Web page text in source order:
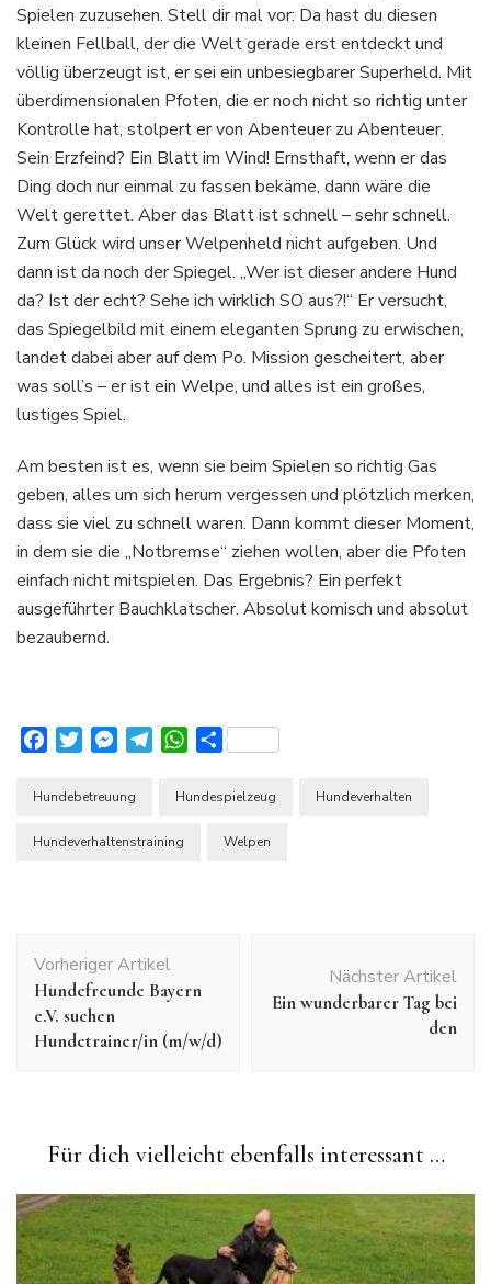
Welt
erobert:
Ein
Abenteuer
voller
Tollpatschigkeit
Spielen zuzusehen. Stell dir mal vor: Da hast du diesen
kleinen Fellball, der die Welt gerade erst entdeckt und
völlig überzeugt ist, er sei ein unbesiegbarer Superheld. Mit
überdimensionalen Pfoten, die er noch nicht so richtig unter
Kontrolle hat, stolpert er von Abenteuer zu Abenteuer.
Sein Erzfeind? Ein Blatt im Wind! Ernsthaft, wenn er das
Ding doch nur einmal zu fassen bekäme, dann wäre die
Welt gerettet. Aber das Blatt ist schnell – sehr schnell.
Zum Glück wird unser Welpenheld nicht aufgeben. Und
dann ist da noch der Spiegel. „Wer ist dieser andere Hund
da? Ist der echt? Sehe ich wirklich SO aus?!“ Er versucht,
das Spiegelbild mit einem eleganten Sprung zu erwischen,
landet dabei aber auf dem Po. Mission gescheitert, aber
was soll’s – er ist ein Welpe, und alles ist ein großes,
lustiges Spiel.
Am besten ist es, wenn sie beim Spielen so richtig Gas
geben, alles um sich herum vergessen und plötzlich merken,
dass sie viel zu schnell waren. Dann kommt dieser Moment,
in dem sie die „Notbremse“ ziehen wollen, aber die Pfoten
einfach nicht mitspielen. Das Ergebnis? Ein perfekt
ausgeführter Bauchklatscher. Absolut komisch und absolut
bezaubernd.
FacebookTwitterMessenger
TelegramWhatsApp
Teilen
Hundebetreuung Hundespielzeug Hundeverhalten
Hundeverhaltenstraining Welpen
Vorheriger Artikel
Hundefreunde Bayern
e.V. suchen
Hundetrainer/in (m/w/d)
Nächster Artikel
Ein wunderbarer Tag bei
den
Für dich vielleicht ebenfalls interessant …